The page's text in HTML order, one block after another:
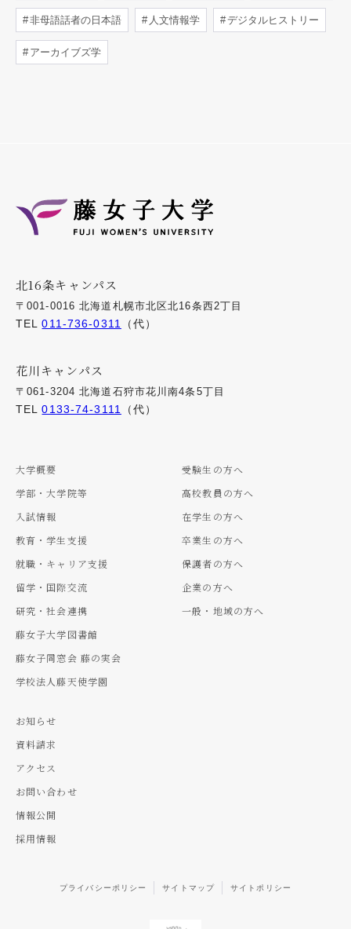
非母語話者の日本語 人文情報学 デジタルヒストリー
アーカイブズ学
北16条キャンパス
〒001-0016 北海道札幌市北区北16条西2丁目
TEL011-736-0311 （代）
花川キャンパス
〒061-3204 北海道石狩市花川南4条5丁目
TEL0133-74-3111 （代）
大学概要
学部・大学院等
入試情報
教育・学生支援
就職・キャリア支援
留学・国際交流
研究・社会連携
藤女子大学図書館
藤女子同窓会 藤の実会
学校法人藤天使学園
受験生の方へ
高校教員の方へ
在学生の方へ
卒業生の方へ
保護者の方へ
企業の方へ
一般・地域の方へ
お知らせ
資料請求
アクセス
お問い合わせ
情報公開
採用情報
プライバシーポリシー サイトマップ サイトポリシー